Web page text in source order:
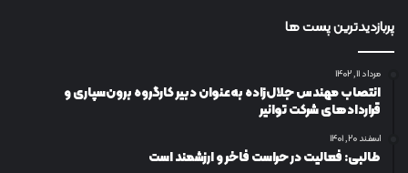
پربازدیدترین پست ها
مرداد ۱۱, ۱۴۰۲
انتصاب مهندس جلال‌زاده به‌عنوان دبیر كارگروه برون‌سپاری و
قراردادهای شركت توانیر
اسفند ۲۰, ۱۴۰۱
طالبی: فعالیت در حراست فاخر و ارزشمند است